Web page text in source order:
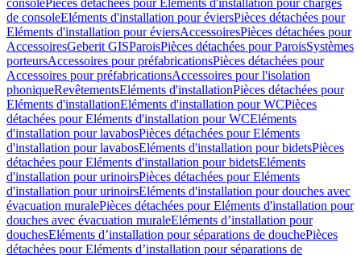
consolePièces détachées pour Eléments d'installation pour charges
de consoleEléments d'installation pour éviersPièces détachées pour
Eléments d'installation pour éviersAccessoiresPièces détachées pour
AccessoiresGeberit GISParoisPièces détachées pour ParoisSystèmes
porteursAccessoires pour préfabricationsPièces détachées pour
Accessoires pour préfabricationsAccessoires pour l'isolation
phoniqueRevêtementsEléments d'installationPièces détachées pour
Eléments d'installationEléments d'installation pour WCPièces
détachées pour Eléments d'installation pour WCEléments
d'installation pour lavabosPièces détachées pour Eléments
d'installation pour lavabosEléments d'installation pour bidetsPièces
détachées pour Eléments d'installation pour bidetsEléments
d'installation pour urinoirsPièces détachées pour Eléments
d'installation pour urinoirsEléments d'installation pour douches avec
évacuation muralePièces détachées pour Eléments d'installation pour
douches avec évacuation muraleEléments d’installation pour
douchesEléments d’installation pour séparations de douchePièces
détachées pour Eléments d’installation pour séparations de